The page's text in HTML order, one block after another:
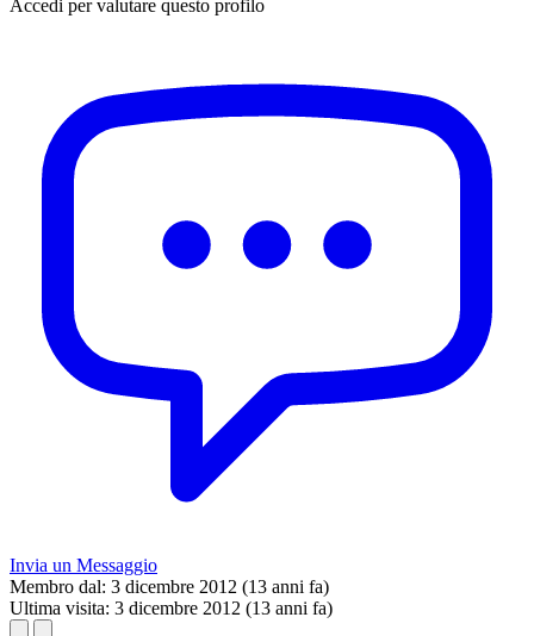
Accedi per valutare questo profilo
Invia un Messaggio
Membro dal: 3 dicembre 2012 (13 anni fa)
Ultima visita: 3 dicembre 2012 (13 anni fa)